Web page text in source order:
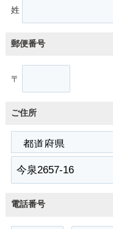
姓
郵便番号
〒
ご住所
電話番号